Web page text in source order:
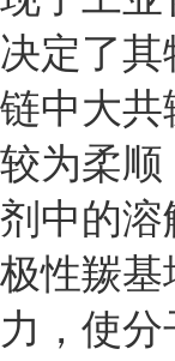
决定了
链中大共
较为柔顺
剂中的溶
极性羰基
力，使